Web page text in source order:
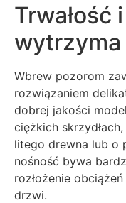
Trwałość
wytrzyma
Wbrew pozorom
rozwiązaniem
dobrej jakości
ciężkich
litego drewna lub o
nośność bywa
rozłożenie
drzwi.